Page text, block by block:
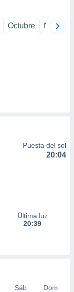
Octubre
Puesta del sol
20:04
Última luz
20:39
Sáb
Dom